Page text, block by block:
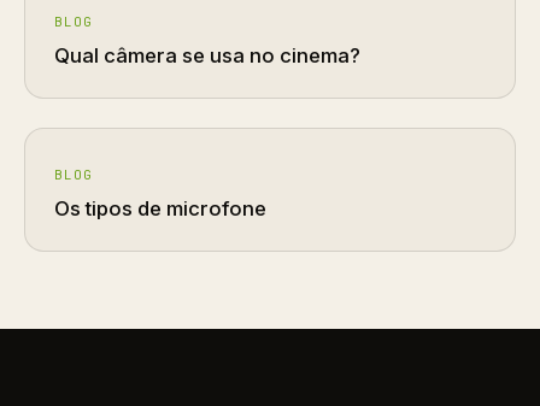
BLOG
Qual câmera se usa no cinema?
BLOG
Os tipos de microfone